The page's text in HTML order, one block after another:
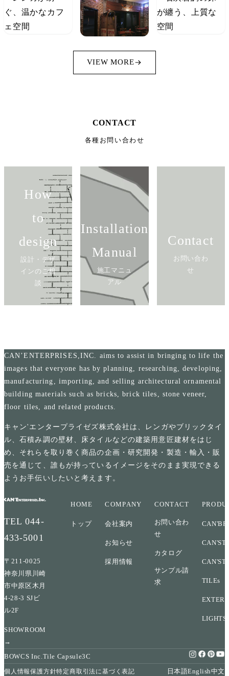
VIEW MORE
CONTACT
各種お問い合わせ
How
to
design
設計・デザ
インのご相
談
Installation
Manual
施工マニュ
アル
Contact
お問い合わ
せ
CAN’ENTERPRISES,INC. aims to assist in bringing to life the
images that everyone has by planning, researching, developing,
manufacturing, importing, and selling architectural ornamental
building materials such as bricks, brick tiles, stone veneer,
floor tiles, and related products.
キャン'エンタープライゼズ株式会社は、レンガやブリックタイ
ル、石積み調の壁材、床タイルなどの建築用意匠建材をはじ
め、それらを取り巻く商品の企画・研究開発・製造・輸入・販
売を通じて、誰もが持っているイメージをそのまま実現できる
ようお手伝いしたいと考えます。
TEL044-
433-5001
〒211-0025
神奈川県川崎
市中原区木月
4-28-3 SJビ
ル2F
SHOWROOM
→
HOME
トップ
COMPANY
会社案内
お知らせ
採用情報
CONTACT
お問い合わ
せ
カタログ
サンプル請
求
TILEs
LIGHTS
BOWCS Inc.Tile Capsule3C
個人情報保護方針特定商取引法に基づく表記 日本語English中文